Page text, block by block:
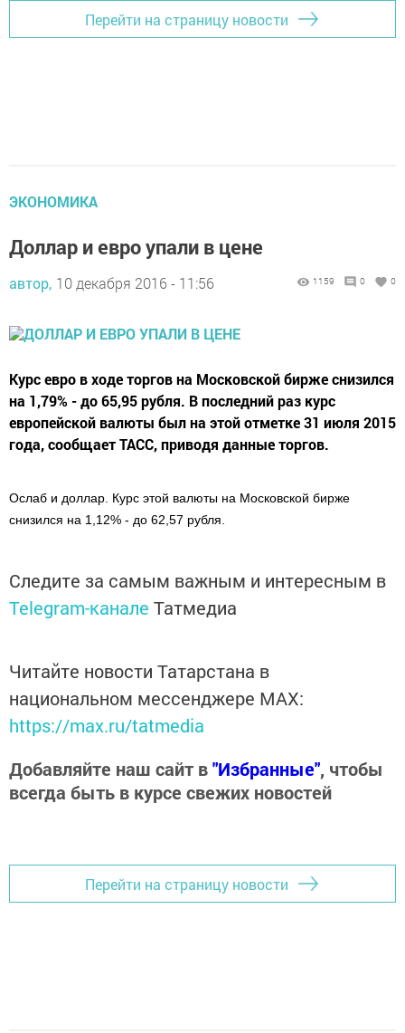
Перейти на страницу новости
ЭКОНОМИКА
Доллар и евро упали в цене
автор, 10 декабря 2016 - 11:56 1159 0 0
Курс евро в ходе торгов на Московской бирже снизился
на 1,79% - до 65,95 рубля. В последний раз курс
европейской валюты был на этой отметке 31 июля 2015
года, сообщает ТАСС, приводя данные торгов.
Ослаб и доллар. Курс этой валюты на Московской бирже
снизился на 1,12% - до 62,57 рубля.
Следите за самым важным и интересным в
Telegram-канале Татмедиа
Читайте новости Татарстана в
национальном мессенджере MАХ:
https://max.ru/tatmedia
Добавляйте наш сайт в"Избранные", чтобы
всегда быть в курсе свежих новостей
Перейти на страницу новости